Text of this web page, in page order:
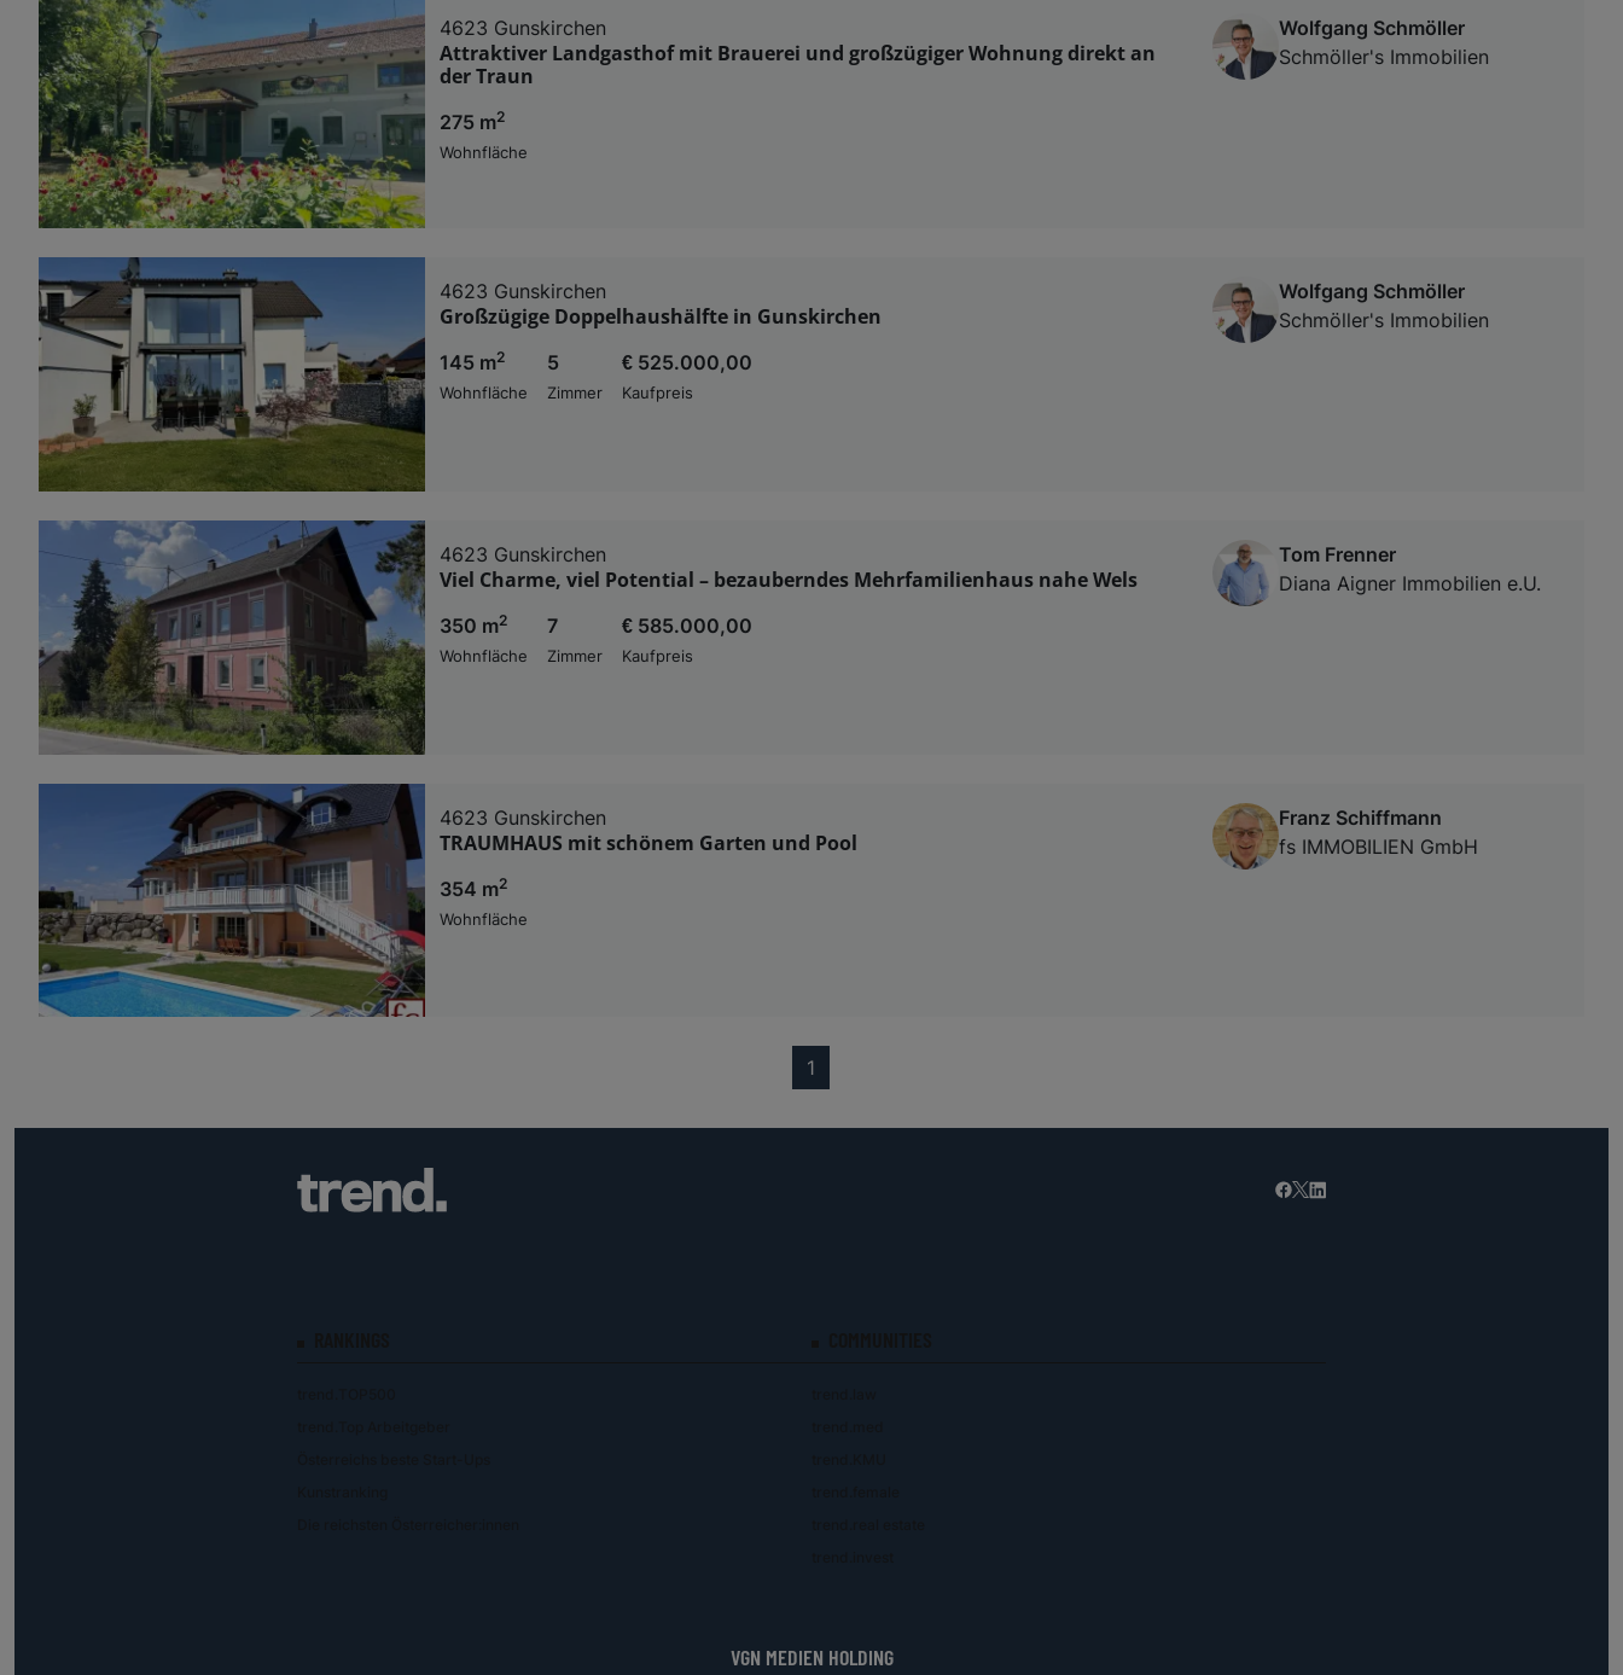
4623 Gunskirchen
Attraktiver Landgasthof mit Brauerei und großzügiger Wohnung direkt an
der Traun
275 m2
Wohnfläche
Wolfgang Schmöller
Schmöller's Immobilien
4623 Gunskirchen
Großzügige Doppelhaushälfte in Gunskirchen
145 m2
Wohnfläche
5
Zimmer
€ 525.000,00
Kaufpreis
Wolfgang Schmöller
Schmöller's Immobilien
4623 Gunskirchen
Viel Charme, viel Potential – bezauberndes Mehrfamilienhaus nahe Wels
350 m2
Wohnfläche
7
Zimmer
€ 585.000,00
Kaufpreis
Tom Frenner
Diana Aigner Immobilien e.U.
4623 Gunskirchen
TRAUMHAUS mit schönem Garten und Pool
354 m2
Wohnfläche
Franz Schiffmann
fs IMMOBILIEN GmbH
1
VGN MEDIEN HOLDING